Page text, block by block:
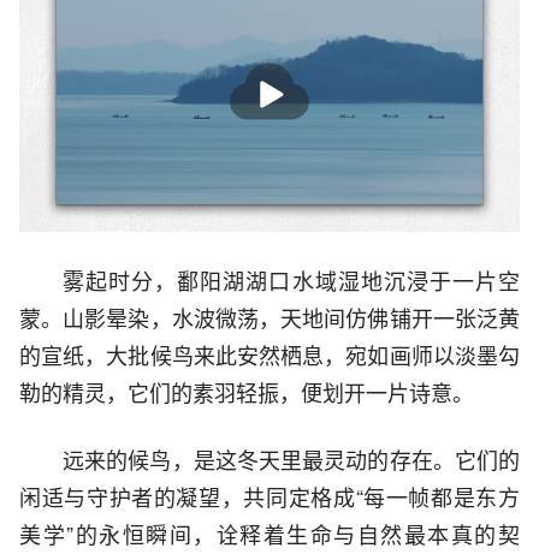
放
雾起时分，鄱阳湖湖口水域湿地沉浸于一片空
蒙。山影晕染，水波微荡，天地间仿佛铺开一张泛黄
的宣纸，大批候鸟来此安然栖息，宛如画师以淡墨勾
勒的精灵，它们的素羽轻振，便划开一片诗意。
远来的候鸟，是这冬天里最灵动的存在。它们的
闲适与守护者的凝望，共同定格成“每一帧都是东方
美学”的永恒瞬间，诠释着生命与自然最本真的契